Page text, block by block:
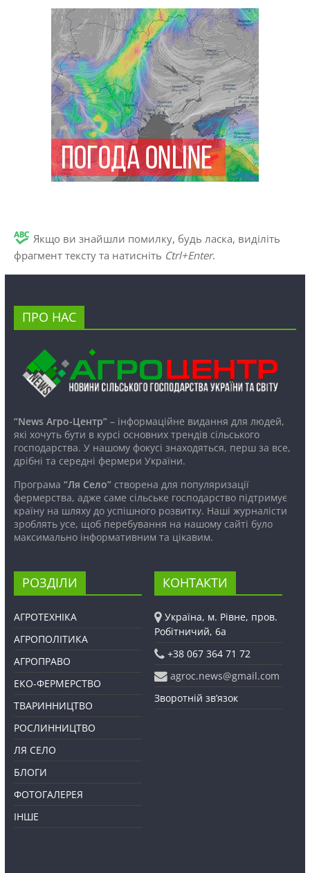
Якщо ви знайшли помилку, будь ласка, виділіть
фрагмент тексту та натисніть Ctrl+Enter.
ПРО НАС
“News Агро-Центр”– інформаційне видання для людей,
які хочуть бути в курсі основних трендів сільського
господарства. У нашому фокусі знаходяться, перш за все,
дрібні та середні фермери України.
Програма “Ля Село”створена для популяризації
фермерства, адже саме сільське господарство підтримує
країну на шляху до успішного розвитку. Наші журналісти
зроблять усе, щоб перебування на нашому сайті було
максимально інформативним та цікавим.
РОЗДІЛИ
АГРОТЕХНІКА
АГРОПОЛІТИКА
АГРОПРАВО
ЕКО-ФЕРМЕРСТВО
ТВАРИННИЦТВО
РОСЛИННИЦТВО
ЛЯ СЕЛО
БЛОГИ
ФОТОГАЛЕРЕЯ
ІНШЕ
КОНТАКТИ
Україна, м. Рівне, пров.
Робітничий, 6а
+38 067 364 71 72
agroc.news@gmail.com
Зворотній зв’язок